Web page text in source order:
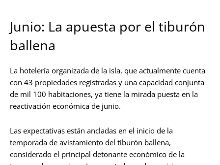
Junio: La apuesta por el tiburón
ballena
La hotelería organizada de la isla, que actualmente cuenta
con 43 propiedades registradas y una capacidad conjunta
de mil 100 habitaciones, ya tiene la mirada puesta en la
reactivación económica de junio.
Las expectativas están ancladas en el inicio de la
temporada de avistamiento del tiburón ballena,
considerado el principal detonante económico de la